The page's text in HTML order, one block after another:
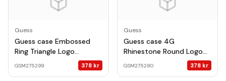
Guess
Guess case Embossed
Ring Triangle Logo
MagSafe for Samsung
GSM275299 378 kr
Guess
Guess case 4G
Rhinestone Round Logo
MagSafe for Samsung
Galaxy S26 Plus black
GSM275280 378 kr